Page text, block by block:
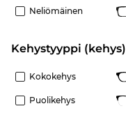
Neliömäinen
Kehystyyppi (kehys)
Kokokehys
Puolikehys